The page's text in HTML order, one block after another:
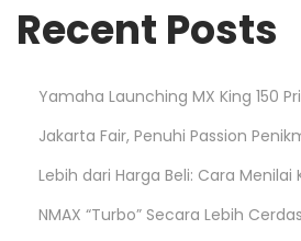
Recent Posts
Yamaha Launching MX King 150
Jakarta Fair, Penuhi Passion
Lebih dari Harga Beli: Cara
NMAX “Turbo” Secara Lebih Cerdas